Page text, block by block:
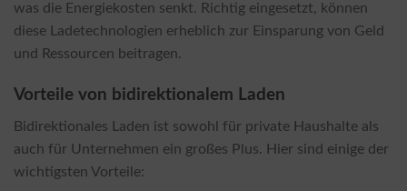
was die Energiekosten senkt. Richtig eingesetzt, können
diese Ladetechnologien erheblich zur Einsparung von Geld
und Ressourcen beitragen.
Vorteile von bidirektionalem Laden
Bidirektionales Laden ist sowohl für private Haushalte als
auch für Unternehmen ein großes Plus. Hier sind einige der
wichtigsten Vorteile: